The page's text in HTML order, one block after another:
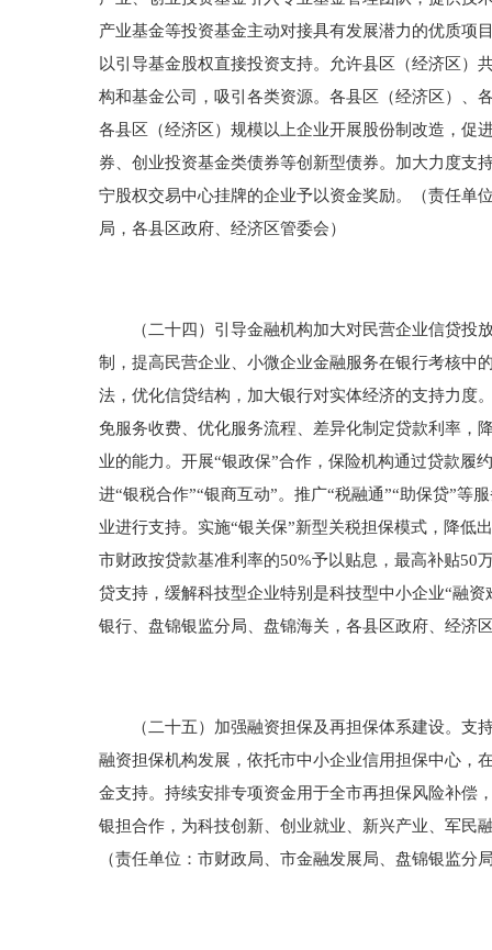
产业基金等投资基金主动对接具有发展潜力的优质项
以引导基金股权直接投资支持。允许县区（经济区）
构和基金公司，吸引各类资源。各县区（经济区）、
各县区（经济区）规模以上企业开展股份制改造，促
券、创业投资基金类债券等创新型债券。加大力度支
宁股权交易中心挂牌的企业予以资金奖励。（责任单
局，各县区政府、经济区管委会）
（二十四）引导金融机构加大对民营企业信贷投放
制，提高民营企业、小微企业金融服务在银行考核中
法，优化信贷结构，加大银行对实体经济的支持力度
免服务收费、优化服务流程、差异化制定贷款利率，
业的能力。开展“银政保”合作，保险机构通过贷款履
进“银税合作”“银商互动”。推广“税融通”“助保贷”
业进行支持。实施“银关保”新型关税担保模式，降低
市财政按贷款基准利率的50%予以贴息，最高补贴50
贷支持，缓解科技型企业特别是科技型中小企业“融
银行、盘锦银监分局、盘锦海关，各县区政府、经济
（二十五）加强融资担保及再担保体系建设。支持
融资担保机构发展，依托市中小企业信用担保中心，
金支持。持续安排专项资金用于全市再担保风险补偿
银担合作，为科技创新、创业就业、新兴产业、军民
（责任单位：市财政局、市金融发展局、盘锦银监分